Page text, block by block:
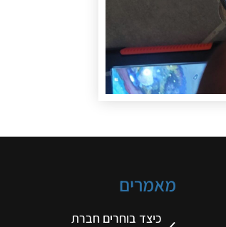
מאמרים
כיצד בוחרים חברת